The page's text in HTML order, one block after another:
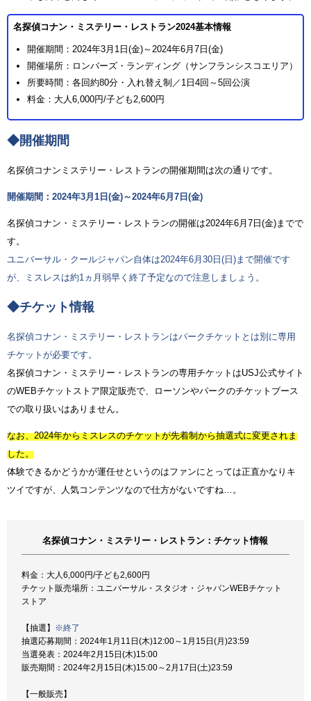
名探偵コナン・ミステリー・レストラン2024基本情報
開催期間：2024年3月1日(金)～2024年6月7日(金)
開催場所：ロンバーズ・ランディング（サンフランシスコエリア）
所要時間：各回約80分・入れ替え制／1日4回～5回公演
料金：大人6,000円/子ども2,600円
◆開催期間
名探偵コナンミステリー・レストランの開催期間は次の通りです。
開催期間：2024年3月1日(金)～2024年6月7日(金)
名探偵コナン・ミステリー・レストランの開催は2024年6月7日(金)までで
す。
ユニバーサル・クールジャパン自体は2024年6月30日(日)まで開催です
が、ミスレスは約1ヵ月弱早く終了予定なので注意しましょう。
◆チケット情報
名探偵コナン・ミステリー・レストランはパークチケットとは別に専用
チケットが必要です。
名探偵コナン・ミステリー・レストランの専用チケットはUSJ公式サイト
のWEBチケットストア限定販売で、ローソンやパークのチケットブース
での取り扱いはありません。
なお、2024年からミスレスのチケットが先着制から抽選式に変更されま
した。
体験できるかどうかが運任せというのはファンにとっては正直かなりキ
ツイですが、人気コンテンツなので仕方がないですね…。
名探偵コナン・ミステリー・レストラン：チケット情報
料金：大人6,000円/子ども2,600円
チケット販売場所：ユニバーサル・スタジオ・ジャパンWEBチケット
ストア
【抽選】 ※終了
抽選応募期間：2024年1月11日(木)12:00～1月15日(月)23:59
当選発表：2024年2月15日(木)15:00
販売期間：2024年2月15日(木)15:00～2月17日(土)23:59
【一般販売】